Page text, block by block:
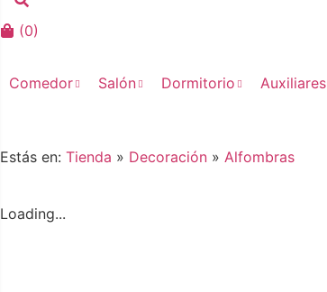
(0)
Comedor Salón Dormitorio Auxiliares
Estás en: Tienda » Decoración » Alfombras
Loading...